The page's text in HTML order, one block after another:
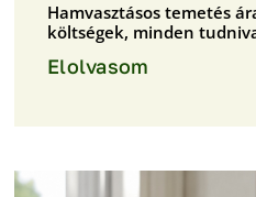
Hamvasztásos temetés
költségek, minden
Elolvasom